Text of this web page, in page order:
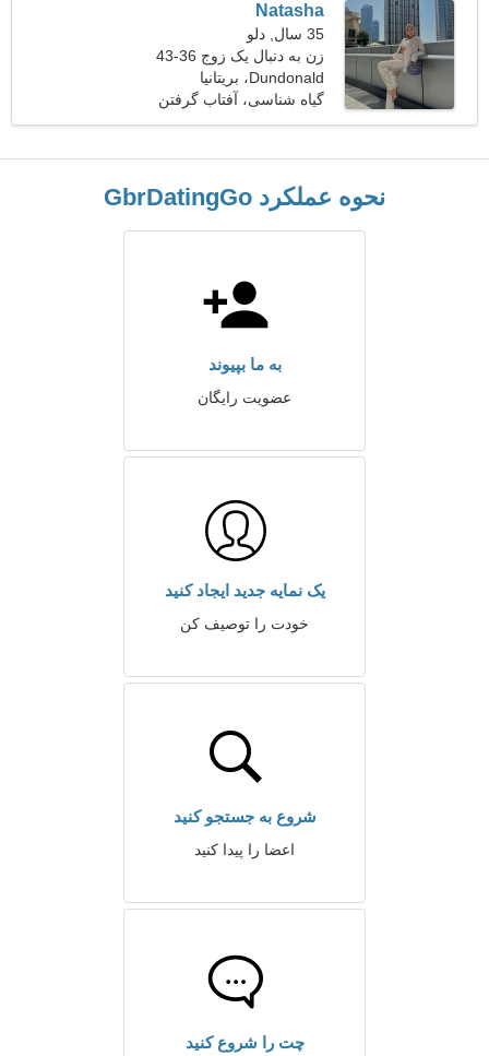
Natasha
35 سال, دلو
زن به دنبال یک زوج 36-43
Dundonald، بریتانیا
گیاه شناسی، آفتاب گرفتن
نحوه عملکرد GbrDatingGo
به ما بپیوند
عضویت رایگان
یک نمایه جدید ایجاد کنید
خودت را توصیف کن
شروع به جستجو کنید
اعضا را پیدا کنید
چت را شروع کنید